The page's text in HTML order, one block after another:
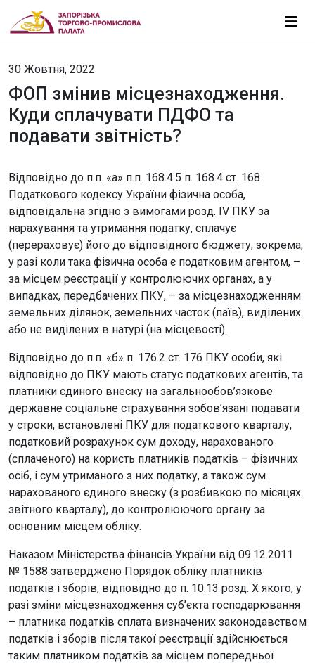
30 Жовтня, 2022
ФОП змінив місцезнаходження.
Куди сплачувати ПДФО та
подавати звітність?
Відповідно до п.п. «а» п.п. 168.4.5 п. 168.4 ст. 168
Податкового кодексу України фізична особа,
відповідальна згідно з вимогами розд. IV ПКУ за
нарахування та утримання податку, сплачує
(перераховує) його до відповідного бюджету, зокрема,
у разі коли така фізична особа є податковим агентом, –
за місцем реєстрації у контролюючих органах, а у
випадках, передбачених ПКУ, – за місцезнаходженням
земельних ділянок, земельних часток (паїв), виділених
або не виділених в натурі (на місцевості).
Відповідно до п.п. «б» п. 176.2 ст. 176 ПКУ особи, які
відповідно до ПКУ мають статус податкових агентів, та
платники єдиного внеску на загальнообов’язкове
державне соціальне страхування зобов’язані подавати
у строки, встановлені ПКУ для податкового кварталу,
податковий розрахунок сум доходу, нарахованого
(сплаченого) на користь платників податків – фізичних
осіб, і сум утриманого з них податку, а також сум
нарахованого єдиного внеску (з розбивкою по місяцях
звітного кварталу), до контролюючого органу за
основним місцем обліку.
Наказом Міністерства фінансів України від 09.12.2011
№ 1588 затверджено Порядок обліку платників
податків і зборів, відповідно до п. 10.13 розд. X якого, у
разі зміни місцезнаходження суб’єкта господарювання
– платника податків сплата визначених законодавством
податків і зборів після такої реєстрації здійснюється
таким платником податків за місцем попередньої